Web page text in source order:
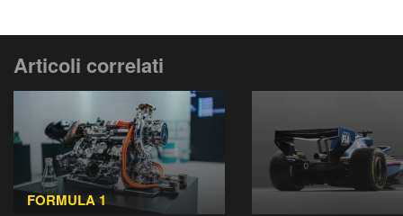
Articoli correlati
FORMULA 1